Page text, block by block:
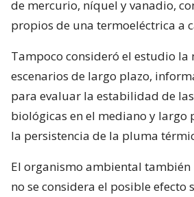
de mercurio, níquel y vanadio,
propios de una termoeléctrica a
Tampoco consideró el estudio la
escenarios de largo plazo,
para evaluar la estabilidad de
biológicas en el mediano y largo
la persistencia de la pluma
El organismo ambiental también
no se considera el posible efecto